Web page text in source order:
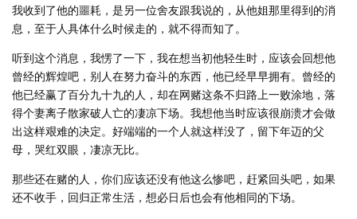
我收到了他的噩耗，是另一位舍友跟我说的，从他姐那里得到的消
息，至于人具体什么时候走的，就不得而知了。
听到这个消息，我愣了一下，我在想当初他轻生时，应该会回想他
曾经的辉煌吧，别人在努力奋斗的东西，他已经早早拥有。曾经的
他已经赢了百分九十九的人，却在网赌这条不归路上一败涂地，落
得个妻离子散家破人亡的凄凉下场。我想他当时应该很崩溃才会做
出这样艰难的决定。好端端的一个人就这样没了，留下年迈的父
母，哭红双眼，凄凉无比。
那些还在赌的人，你们应该还没有他这么惨吧，赶紧回头吧，如果
还不收手，回归正常生活，想必日后也会有他相同的下场。